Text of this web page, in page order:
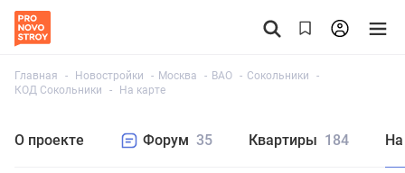
Главная Новостройки Москва ВАО
Сокольники
КОД Сокольники
На карте
О проекте Форум 35 Квартиры 184